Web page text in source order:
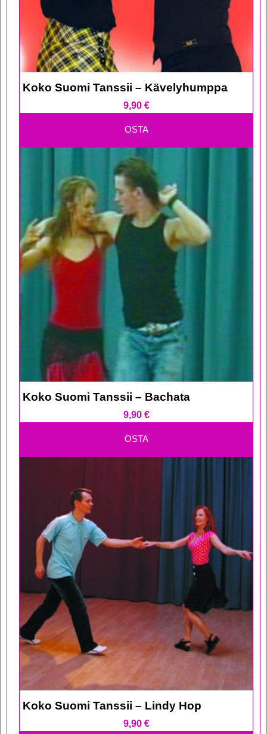
Koko Suomi Tanssii – Kävelyhumppa
9,90 €
OSTA
Koko Suomi Tanssii – Bachata
9,90 €
OSTA
Koko Suomi Tanssii – Lindy Hop
9,90 €